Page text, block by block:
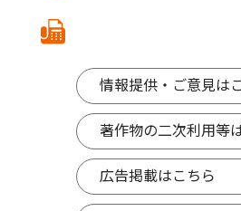
情報提供・ご意見は
著作物の二次利用等
広告掲載はこちら